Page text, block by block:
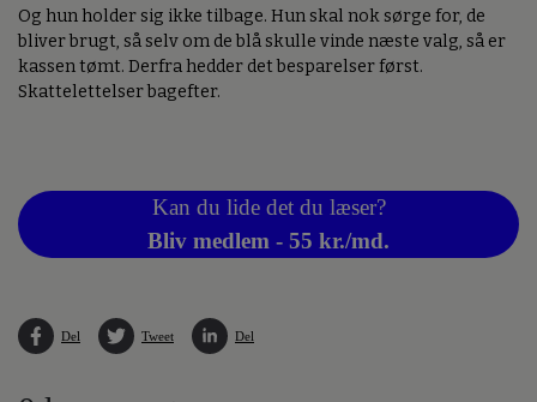
Og hun holder sig ikke tilbage. Hun skal nok sørge for, de
bliver brugt, så selv om de blå skulle vinde næste valg, så er
kassen tømt. Derfra hedder det besparelser først.
Skattelettelser bagefter.
Kan du lide det du læser?
Bliv medlem - 55 kr./md.
Del Tweet Del